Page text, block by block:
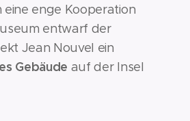
eine enge Kooperation
entwarf der
Jean Nouvel ein
Gebäude auf der Insel